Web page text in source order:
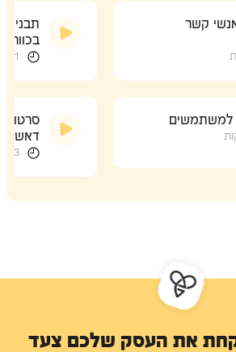
קשר
למשתמשים
תבניות
בכוורת
11 דקות
סרטון
33 דקות
את העסק שלכם צעד